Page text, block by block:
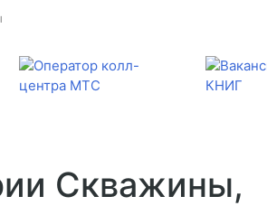
Скважины,